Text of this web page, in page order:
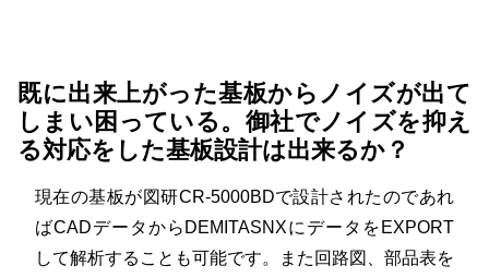
既に出来上がった基板からノイズが出て
しまい困っている。御社でノイズを抑え
る対応をした基板設計は出来るか？
現在の基板が図研CR-5000BDで設計されたのであれ
ばCADデータからDEMITASNXにデータをEXPORT
して解析することも可能です。また回路図、部品表を